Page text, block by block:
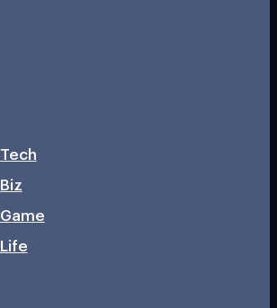
Tech
Biz
Game
Life